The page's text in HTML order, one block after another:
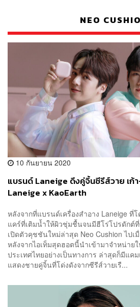
NEO
10 กันยายน 2020
แบรนด์ Laneige ดึงคู่จิ้นซีรีส์วาย เก้
Laneige x KaoEarth
หลังจากที่แบรนด์เครื่องสำอาง Laneige ที่
แคร์ที่เติมน้ำให้ผิวชุ่มชื้นจนมีฮีโร่โปรดักต์
เปิดตัวคุชชันใหม่ล่าสุด Neo Cushion ไป
หลังจากไอเท็มสุดฮอตนี้นำเข้ามาจำหน่าย
ประเทศไทยอย่างเป็นทางการ ล่าสุดก็มีแค
แสดงชายคู่จิ้นที่โด่งดังจากซีรีส์วายเรื...